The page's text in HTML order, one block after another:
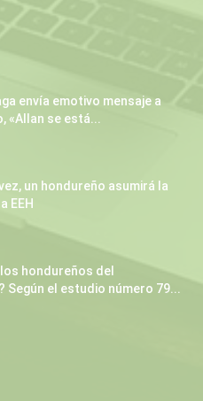
envía emotivo mensaje a
«Allan se está...
un hondureño asumirá la
EEH
hondureños del
Según el estudio número 79...